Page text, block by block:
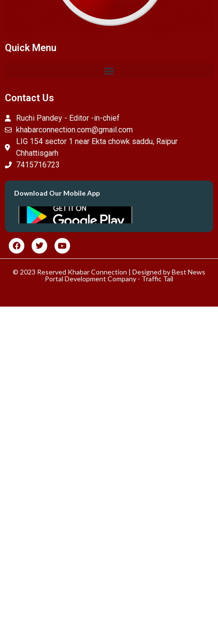
Quick Menu
Contact Us
Ruchi Pandey - Editor -in-chief
khabarconnection.com@gmail.com
LIG 154 sector 1 near Ekta chowk saddu, Raipur
Chhattisgarh
7415716723
Download Our Mobile App
© 2023 Reserved Khabar Connection | Designed byBest News
Portal Development Company - Traffic Tail